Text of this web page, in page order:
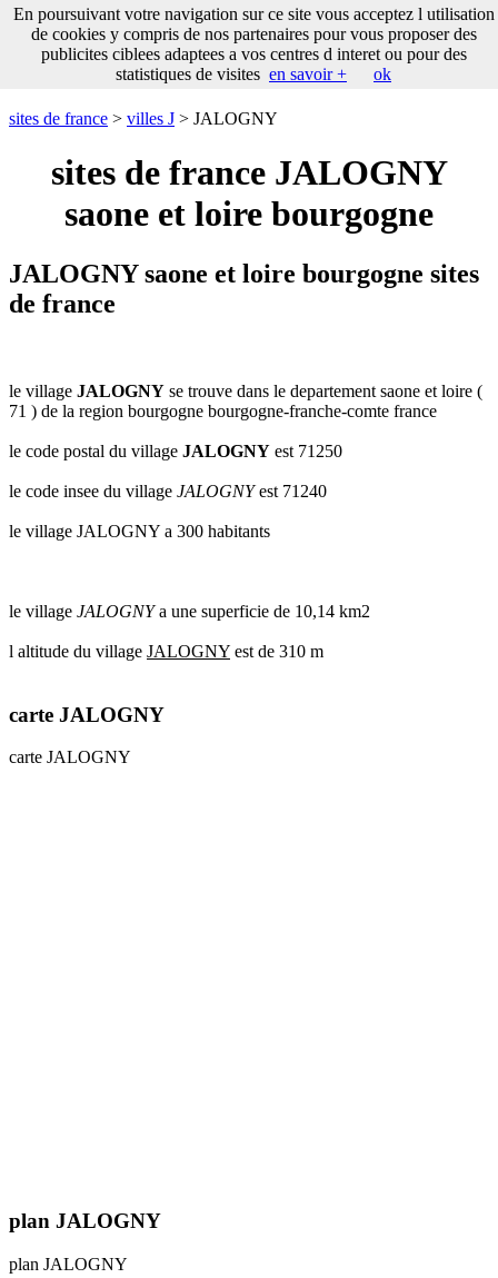
sites
france
par
J K L M
N
Q R S T
U
___
___
___ sites de france
sites de france > villes J > JALOGNY
sites de france JALOGNY
saone et loire bourgogne
JALOGNY saone et loire bourgogne sites
de france
le village JALOGNY se trouve dans le departement saone et loire (
71 ) de la region bourgogne bourgogne-franche-comte france
le code postal du village JALOGNY est 71250
le code insee du village JALOGNYest 71240
le village JALOGNY a 300 habitants
le village JALOGNYa une superficie de 10,14 km2
l altitude du village JALOGNY est de 310 m
carte JALOGNY
carte JALOGNY
plan JALOGNY
plan JALOGNY
En poursuivant votre navigation sur ce site vous acceptez l utilisation
de cookies y compris de nos partenaires pour vous proposer des
publicites ciblees adaptees a vos centres d interet ou pour des
statistiques de visites en savoir + ok